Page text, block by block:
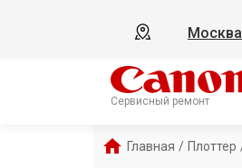
Москва
Сервисный ремонт
Главная / Плоттер